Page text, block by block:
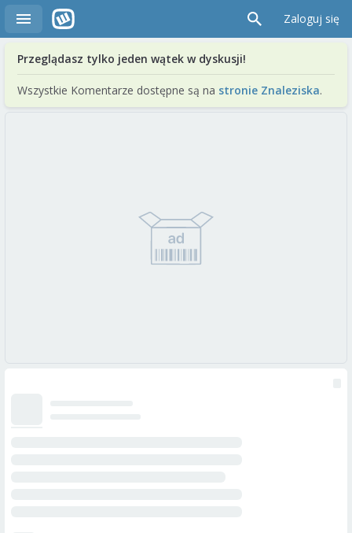
Zaloguj się
Przeglądasz tylko jeden wątek w dyskusji!
Wszystkie Komentarze dostępne są na stronie Znaleziska.